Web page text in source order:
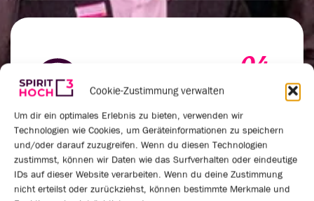
Cookie-Zustimmung verwalten
Um dir ein optimales Erlebnis zu bieten, verwenden wir
Technologien wie Cookies, um Geräteinformationen zu speichern
und/oder darauf zuzugreifen. Wenn du diesen Technologien
zustimmst, können wir Daten wie das Surfverhalten oder eindeutige
IDs auf dieser Website verarbeiten. Wenn du deine Zustimmung
nicht erteilst oder zurückziehst, können bestimmte Merkmale und
04.
VERNETZUNGSRUNDEN UND
PRAXISAUSTAUSCH
um deinen Spirit für außergewöhnliche
Leistungen anzukurbeln